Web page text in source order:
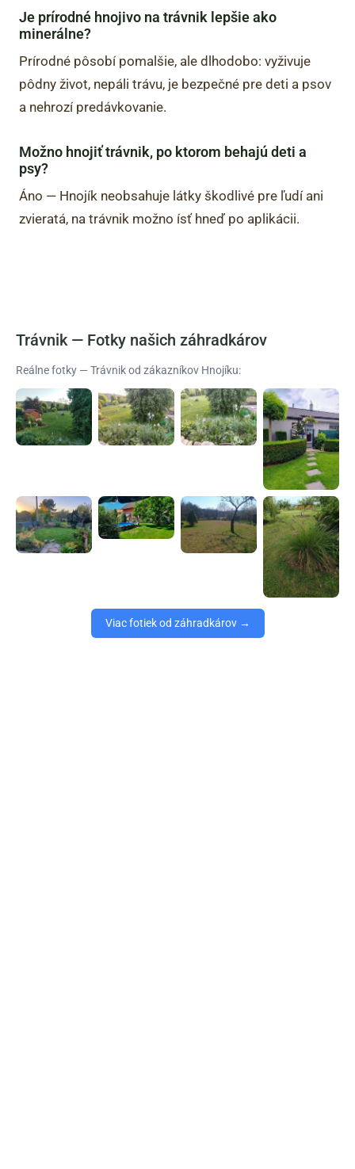
Je prírodné hnojivo na trávnik lepšie ako
minerálne?
Prírodné pôsobí pomalšie, ale dlhodobo: vyživuje
pôdny život, nepáli trávu, je bezpečné pre deti a psov
a nehrozí predávkovanie.
Možno hnojiť trávnik, po ktorom behajú deti a
psy?
Áno — Hnojík neobsahuje látky škodlivé pre ľudí ani
zvieratá, na trávnik možno ísť hneď po aplikácii.
Trávnik — Fotky našich záhradkárov
Reálne fotky — Trávnik od zákazníkov Hnojíku:
Viac fotiek od záhradkárov →